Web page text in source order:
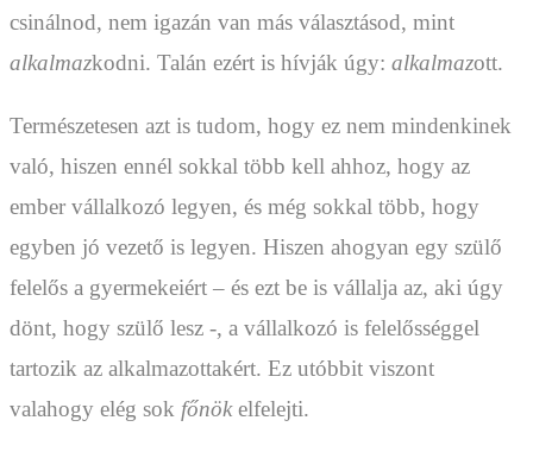
csinálnod, nem igazán van más választásod, mint
alkalmazkodni. Talán ezért is hívják úgy: alkalmazott.
Természetesen azt is tudom, hogy ez nem mindenkinek
való, hiszen ennél sokkal több kell ahhoz, hogy az
ember vállalkozó legyen, és még sokkal több, hogy
egyben jó vezető is legyen. Hiszen ahogyan egy szülő
felelős a gyermekeiért – és ezt be is vállalja az, aki úgy
dönt, hogy szülő lesz -, a vállalkozó is felelősséggel
tartozik az alkalmazottakért. Ez utóbbit viszont
valahogy elég sok főnökelfelejti.